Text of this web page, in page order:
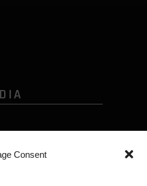
Consent